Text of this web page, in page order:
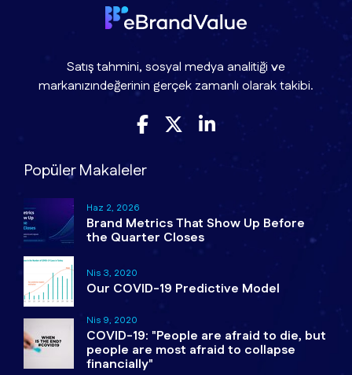
Satış tahmini, sosyal medya analitiği ve
markanızındeğerinin gerçek zamanlı olarak takibi.
Popüler Makaleler
Haz 2, 2026
Brand Metrics That Show Up Before
the Quarter Closes
Nis 3, 2020
Our COVID-19 Predictive Model
Nis 9, 2020
COVID-19: "People are afraid to die, but
people are most afraid to collapse
financially"